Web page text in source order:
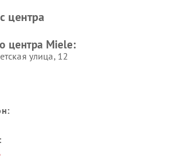
пылесосов Miele
центра
центра Miele:
улица, 12